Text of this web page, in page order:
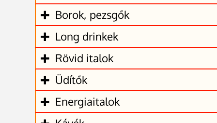
Borok, pezsgők
Long drinkek
Rövid italok
Üdítők
Energiaitalok